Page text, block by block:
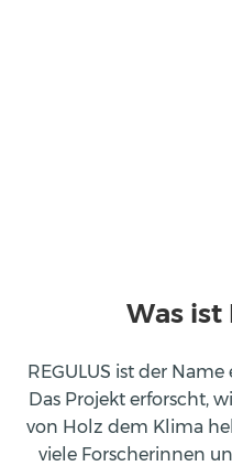
Was ist
REGULUS ist der
Das Projekt erforscht,
von Holz dem Klima
viele Forscherinnen